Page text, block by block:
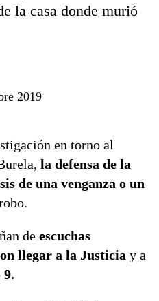
la casa donde murió
2019
en torno al
la defensa de la
de una venganza o un
de escuchas
llegar a la Justicia y a